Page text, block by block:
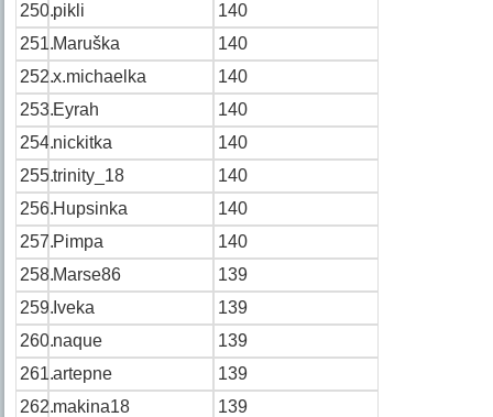
250.pikli
140
251.Maruška
140
252.x.michaelka
140
253.Eyrah
140
254.nickitka
140
255.trinity_18
140
256.Hupsinka
140
257.Pimpa
140
258.Marse86
139
259. Iveka
139
260.naque
139
261.artepne
139
262.makina18
139